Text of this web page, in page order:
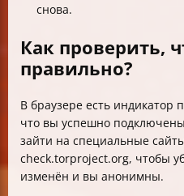
снова.
Как проверить,
правильно?
В браузере есть
что вы успешно
зайти на специальные
check.torproject.org, чтобы
изменён и вы анонимны.